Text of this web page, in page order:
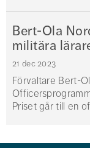
Bert-Ola
militära
21 dec 2023
Förvaltare Bert-
Priset går till en